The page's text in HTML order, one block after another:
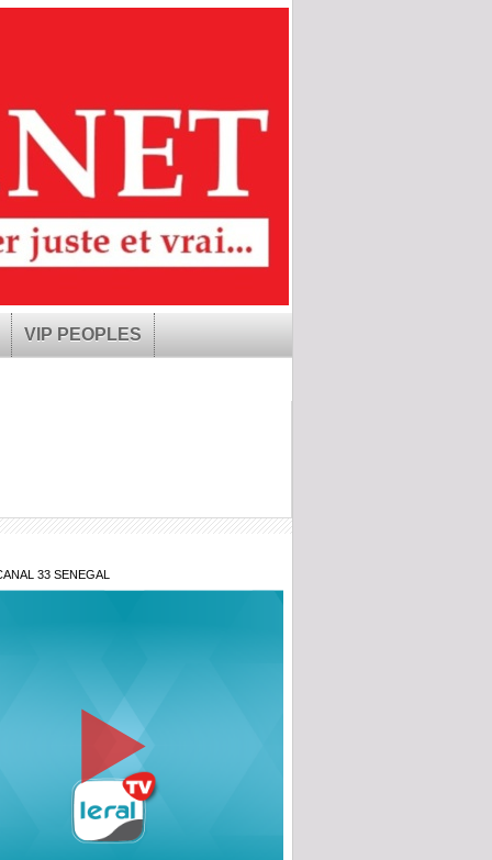
VIP PEOPLES
33 SENEGAL
ni amendes, mais un pouvoir
: Les secrets de l'influence du
Stability Board
fragilisé, Infantino tient une réunion de